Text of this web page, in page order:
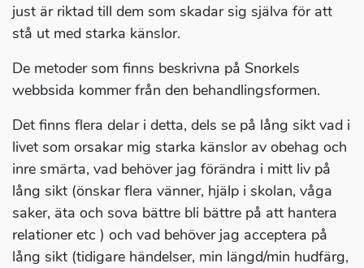
just är riktad till dem som skadar sig själva för att
stå ut med starka känslor.
De metoder som finns beskrivna på Snorkels
webbsida kommer från den behandlingsformen.
Det finns flera delar i detta, dels se på lång sikt vad i
livet som orsakar mig starka känslor av obehag och
inre smärta, vad behöver jag förändra i mitt liv på
lång sikt (önskar flera vänner, hjälp i skolan, våga
saker, äta och sova bättre bli bättre på att hantera
relationer etc ) och vad behöver jag acceptera på
lång sikt (tidigare händelser, min längd/min hudfärg,